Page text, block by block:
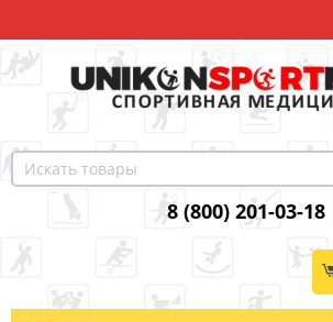
8 (800) 201-03-18